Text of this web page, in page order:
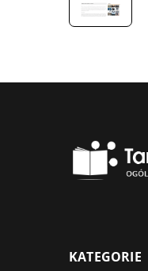
KATEGORIE